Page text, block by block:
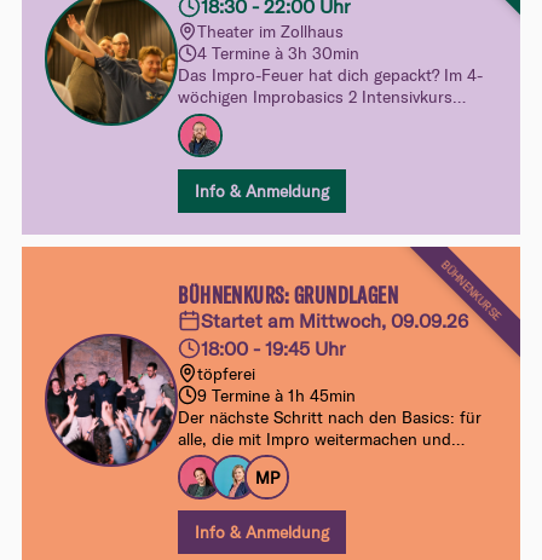
18:30 - 22:00 Uhr
Theater im Zollhaus
4 Termine à 3h 30min
Das Impro-Feuer hat dich gepackt? Im 4-
wöchigen Improbasics 2 Intensivkurs
vertiefst du dein Spiel und entdeckst mit
Figuren, Emotionen und Status neue
Facetten des Improtheaters. Mehr
Sicherheit, mehr Freiheit und noch mehr
Info & Anmeldung
BÜHNENKURSE
BÜHNENKURS: GRUNDLAGEN
Startet am Mittwoch, 09.09.26
18:00 - 19:45 Uhr
töpferei
9 Termine à 1h 45min
Der nächste Schritt nach den Basics: für
alle, die mit Impro weitermachen und
entdecken wollen, wie Szenen und
Comedy auf der Bühne lebendig werden.
Am Ende des Kurses kannst du das
Erarbeitete in einer ersten Werkschau vor
einem wohlwollenden Publikum
MP
Info & Anmeldung